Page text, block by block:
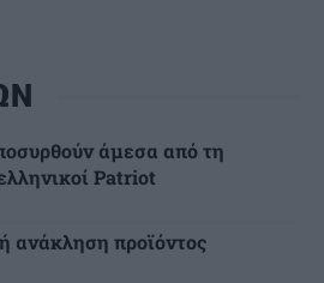
άμεσα από τη
Patriot
προϊόντος